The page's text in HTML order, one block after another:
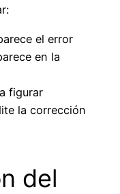
el error
en la
figurar
la corrección
del